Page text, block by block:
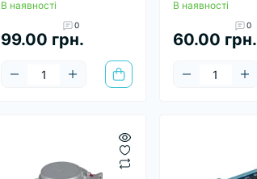
В наявності
0
99.00 грн.
В наявності
0
60.00 грн.